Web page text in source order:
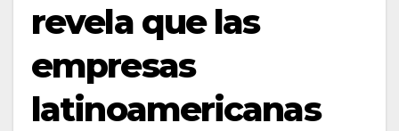
revela que las
empresas
latinoamericanas